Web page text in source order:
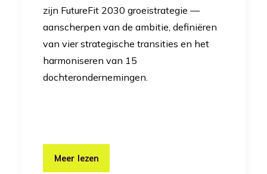
zijn FutureFit 2030 groeistrategie —
aanscherpen van de ambitie, definiëren
van vier strategische transities en het
harmoniseren van 15
dochterondernemingen.
Meer lezen